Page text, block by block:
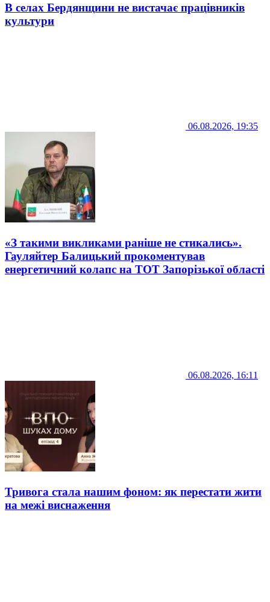
В селах Бердянщини не вистачає працівників
культури
06.08.2026, 19:35
«З такими викликами раніше не стикались».
Гауляйтер Балицький прокоментував
енергетичний колапс на ТОТ Запорізької області
06.08.2026, 16:11
Тривога стала нашим фоном: як перестати жити
на межі виснаження